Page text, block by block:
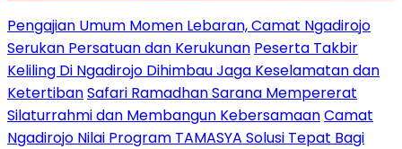
Pengajian Umum Momen Lebaran, Camat Ngadirojo
Serukan Persatuan dan Kerukunan Peserta Takbir
Keliling Di Ngadirojo Dihimbau Jaga Keselamatan dan
KetertibanSafari Ramadhan Sarana Mempererat
Silaturrahmi dan Membangun KebersamaanCamat
Ngadirojo Nilai Program TAMASYA Solusi Tepat Bagi